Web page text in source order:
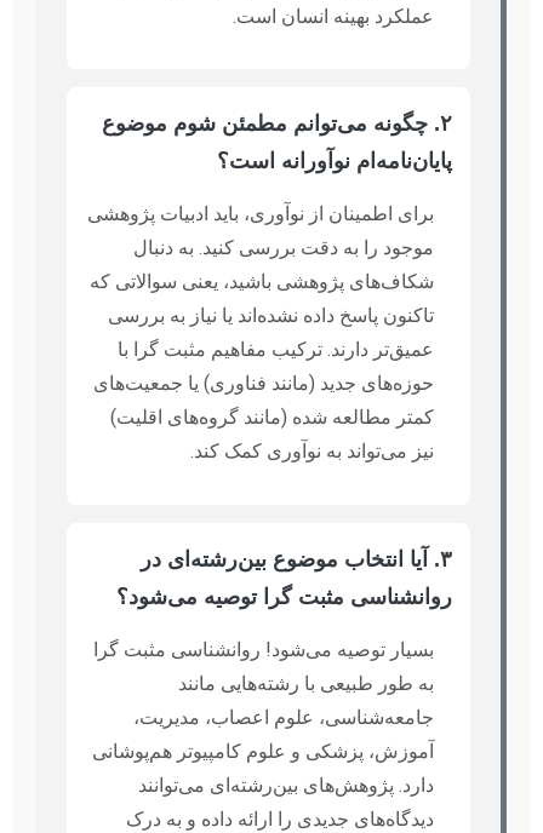
عملکرد بهینه انسان است.
۲. چگونه می‌توانم مطمئن شوم موضوع
پایان‌نامه‌ام نوآورانه است؟
برای اطمینان از نوآوری، باید ادبیات پژوهشی
موجود را به دقت بررسی کنید. به دنبال
شکاف‌های پژوهشی باشید، یعنی سوالاتی که
تاکنون پاسخ داده نشده‌اند یا نیاز به بررسی
عمیق‌تر دارند. ترکیب مفاهیم مثبت گرا با
حوزه‌های جدید (مانند فناوری) یا جمعیت‌های
کمتر مطالعه شده (مانند گروه‌های اقلیت)
نیز می‌تواند به نوآوری کمک کند.
۳. آیا انتخاب موضوع بین‌رشته‌ای در
روانشناسی مثبت گرا توصیه می‌شود؟
بسیار توصیه می‌شود! روانشناسی مثبت گرا
به طور طبیعی با رشته‌هایی مانند
جامعه‌شناسی، علوم اعصاب، مدیریت،
آموزش، پزشکی و علوم کامپیوتر هم‌پوشانی
دارد. پژوهش‌های بین‌رشته‌ای می‌توانند
دیدگاه‌های جدیدی را ارائه داده و به درک